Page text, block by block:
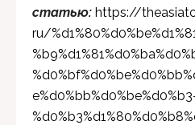
статью: https://
ru/